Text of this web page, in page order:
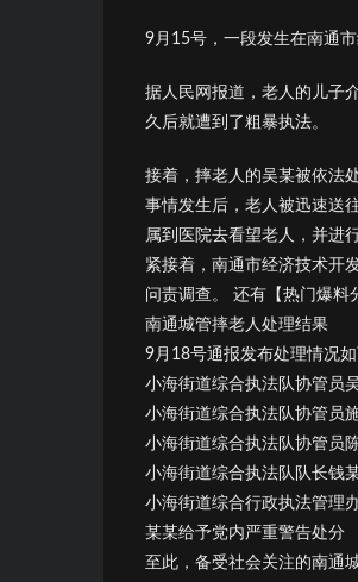
9月15号，一段发生在南通
据人民网报道，老人的儿子
久后就遭到了粗暴执法。
接着，摔老人的吴某被依法
事情发生后，老人被迅速送
属到医院去看望老人，并进
紧接着，南通市经济技术开
问责调查。 还有【热门爆料
南通城管摔老人处理结果
9月18号通报发布处理情况如
小海街道综合执法队协管员
小海街道综合执法队协管员
小海街道综合执法队协管员
小海街道综合执法队队长钱
小海街道综合行政执法管理
某某给予党内严重警告处分
至此，备受社会关注的南通